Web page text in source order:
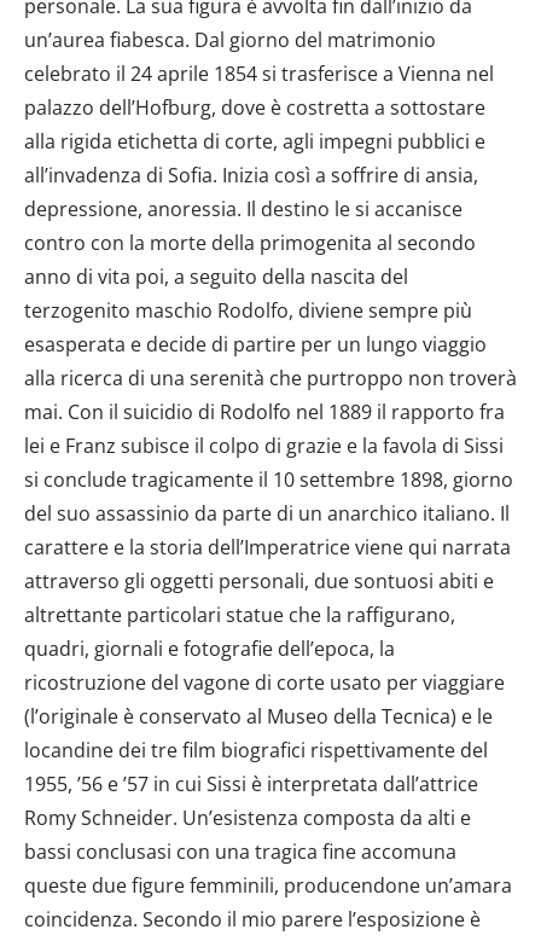
personale. La sua figura è avvolta fin dall’inizio da
un’aurea fiabesca. Dal giorno del matrimonio
celebrato il 24 aprile 1854 si trasferisce a Vienna nel
palazzo dell’Hofburg, dove è costretta a sottostare
alla rigida etichetta di corte, agli impegni pubblici e
all’invadenza di Sofia. Inizia così a soffrire di ansia,
depressione, anoressia. Il destino le si accanisce
contro con la morte della primogenita al secondo
anno di vita poi, a seguito della nascita del
terzogenito maschio Rodolfo, diviene sempre più
esasperata e decide di partire per un lungo viaggio
alla ricerca di una serenità che purtroppo non troverà
mai. Con il suicidio di Rodolfo nel 1889 il rapporto fra
lei e Franz subisce il colpo di grazie e la favola di Sissi
si conclude tragicamente il 10 settembre 1898, giorno
del suo assassinio da parte di un anarchico italiano. Il
carattere e la storia dell’Imperatrice viene qui narrata
attraverso gli oggetti personali, due sontuosi abiti e
altrettante particolari statue che la raffigurano,
quadri, giornali e fotografie dell’epoca, la
ricostruzione del vagone di corte usato per viaggiare
(l’originale è conservato al Museo della Tecnica) e le
locandine dei tre film biografici rispettivamente del
1955, ’56 e ’57 in cui Sissi è interpretata dall’attrice
Romy Schneider. Un’esistenza composta da alti e
bassi conclusasi con una tragica fine accomuna
queste due figure femminili, producendone un’amara
coincidenza. Secondo il mio parere l’esposizione è